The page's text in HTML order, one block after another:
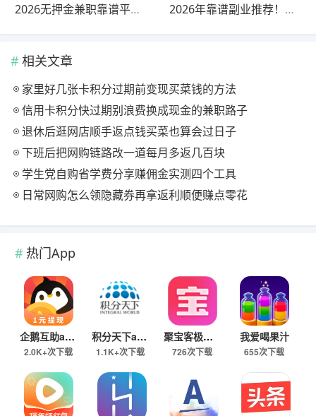
2026无押金兼职靠谱平台推荐！学生党宝妈手机赚钱攻略 2026年靠谱副业推荐！不用出门在家做，新手也能日赚80+
相关文章
家里好几张卡积分过期前变现买菜钱的方法
信用卡积分快过期别浪费换成现金的兼职路子
退休后逛网店顺手返点钱买菜也算会过日子
下班后把网购链路改一道每月多返几百块
学生党自购省学费分享赚佣金实测四个工具
日常网购怎么领隐藏券再拿返利顺便赚点零花
热门App
企鹅互助app
2.0K+次下载
积分天下app
1.1K+次下载
聚宝客极速版
726次下载
我爱喝果汁
655次下载